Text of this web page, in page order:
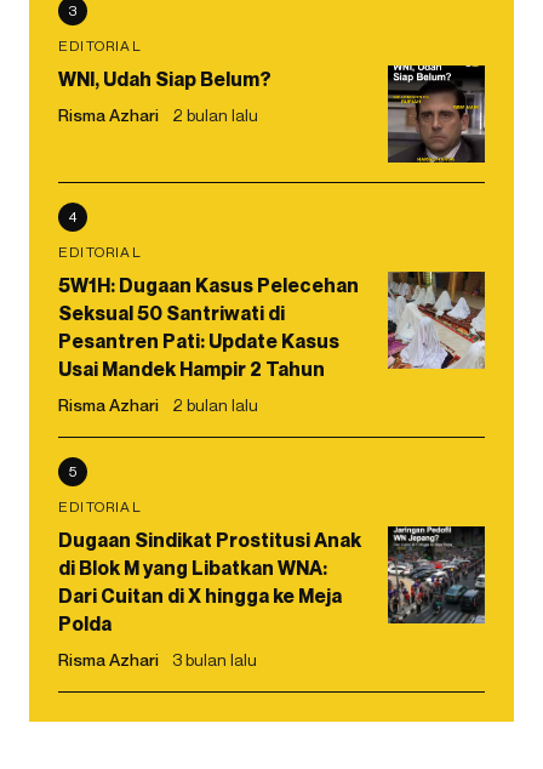
3
EDITORIAL
WNI, Udah Siap Belum?
Risma Azhari 2 bulan lalu
4
EDITORIAL
5W1H: Dugaan Kasus Pelecehan
Seksual 50 Santriwati di
Pesantren Pati: Update Kasus
Usai Mandek Hampir 2 Tahun
Risma Azhari 2 bulan lalu
5
EDITORIAL
Dugaan Sindikat Prostitusi Anak
di Blok M yang Libatkan WNA:
Dari Cuitan di X hingga ke Meja
Polda
Risma Azhari 3 bulan lalu